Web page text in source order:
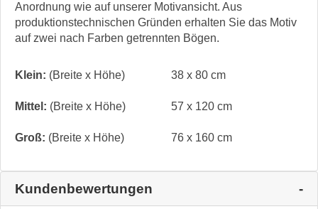
Anordnung wie auf unserer Motivansicht. Aus
produktionstechnischen Gründen erhalten Sie das Motiv
auf zwei nach Farben getrennten Bögen.
Klein: (Breite x Höhe) 38 x 80 cm
Mittel: (Breite x Höhe) 57 x 120 cm
Groß: (Breite x Höhe) 76 x 160 cm
Kundenbewertungen